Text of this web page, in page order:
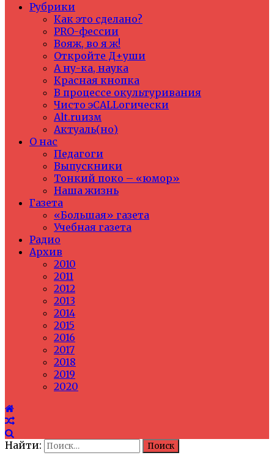
Рубрики
Как это сделано?
PRO-фессии
Вояж, во я ж!
Откройте Д+уши
А ну-ка, наука
Красная кнопка
В процессе окультуривания
Чисто эCALLогически
Alt.ruизм
Актуаль(но)
О нас
Педагоги
Выпускники
Тонкий поко – «юмор»
Наша жизнь
Газета
«Большая» газета
Учебная газета
Радио
Архив
2010
2011
2012
2013
2014
2015
2016
2017
2018
2019
2020
Найти: